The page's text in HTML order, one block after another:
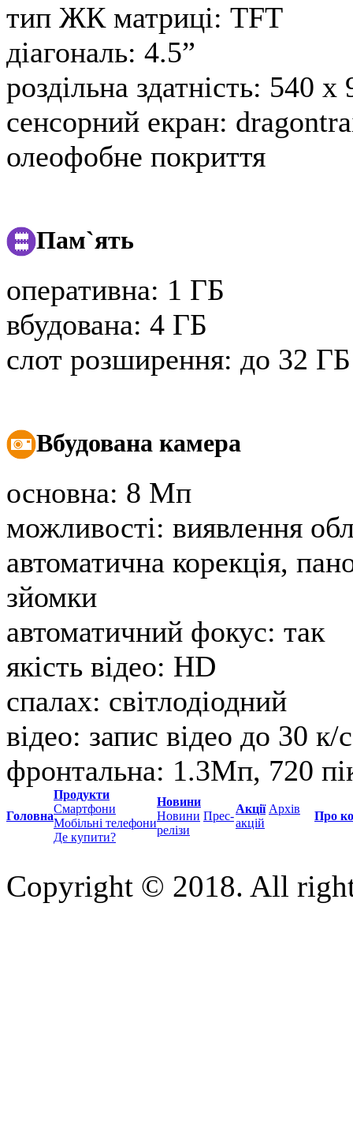
тип ЖК матриці: TFT
діагональ: 4.5”
роздільна здатність: 540 x
сенсорний екран:
олеофобне покриття
Пам`ять
оперативна: 1 ГБ
вбудована: 4 ГБ
слот розширення: до 32
Вбудована камера
основна: 8 Мп
можливості: виявлення
автоматична корекція,
зйомки
автоматичний фокус: так
якість відео: HD
спалах: світлодіодний
відео: запис відео до 30 к/
фронтальна: 1.3Мп, 720
Головна
Продукти
Смартфони
Мобільні телефони
Де купити?
Новини
Новини Прес-
релізи
Акції Архів
акцій
Про
Copyright © 2018. All